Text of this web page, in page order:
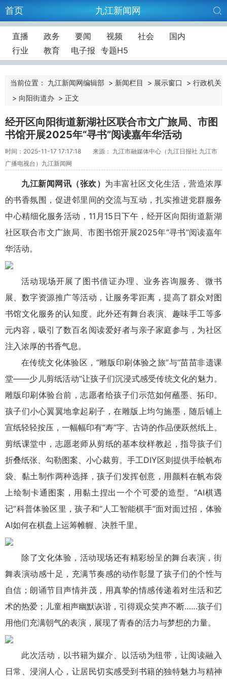
首页 九江新闻网
直播 政务 要闻 视频 社会
国内
行业
教育 电子报 专题H5
当前位置： 九江新闻网编辑部 > 新闻栏目 > 展示窗口 > 行政机关
> 向阳街道办 > 正文
经开区向阳街道新湖社区联合市文广旅局、市图
书馆开展2025年“寻书”阅读嘉年华活动
时间：2025-11-17 17:17:18
来源： 九江市融媒体中心（九江日报社 九江市
广播电视台）九江新闻网
九江新闻网讯 （张欢） 为丰富社区文化生活，营造浓厚
的书香氛围，促进邻里间的交流与互动，扎实推进党群服务
中心精细化服务活动，11月15日下午，经开区向阳街道新湖
社区联合市文广旅局、市图书馆开展2025年“寻书”阅读嘉年
华活动。
活动现场开展了图书借证办理、业务咨询服务、微书
展、数字资源推广等活动，让服务零距离，提高了群众对图
书馆文化服务的认知度。此外还有舞台表演、趣味手工等多
元内容，吸引了数百名阅读爱好者与亲子家庭参与，为社区
注入浓厚的书香气息。
在传统文化体验区，“雕版印刷体验之旅”与“苗苗非遗课
堂——少儿剪纸活动”让孩子们沉浸式感受传统文化的魅力。
雕版印刷体验台前，志愿者给孩子们示范如何蘸墨、拓印。
孩子们小心翼翼地拿起刷子，在雕版上均匀施墨，随后铺上
宣纸轻轻按压，一幅幅印有“寿”字、古诗的作品便跃然纸上。
剪纸课堂中，志愿老师从剪纸的基本纹样教起，指导孩子们
折叠纸张、勾勒图案、小心裁剪。手工DIY区则提供手绘帆布
袋、黏土制作两种选择，孩子们发挥创意，用颜料在帆布袋
上绘制卡通图案，用黏土捏出一个个可爱的造型。“AI棋遇
记”科普体验区里，孩子和“人工智能棋手”面对面过招，体验
AI如何在棋盘上运筹帷幄、决胜千里。
除了文化体验，活动现场还有精彩纷呈的舞台表演，街
舞表演动感十足，充满节奏感的动作彰显了孩子们的个性与
自信；朗诵节目声情并茂，用真挚的情感传递着对生活和艺
术的热爱；儿童相声幽默诙谐，引得观众笑声不断……孩子们
用他们充满朝气的表演，展现了青春的活力与梦想的力量。
此次活动，以书籍为媒介、以活动为纽带，让阅读融入
日常、浸润人心，让居民切实感受到书籍的独特魅力与精神